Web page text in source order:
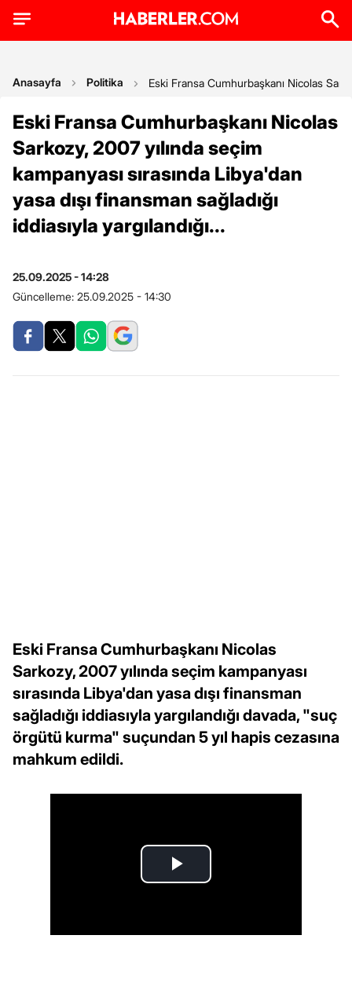
Anasayfa Politika Eski Fransa Cumhurbaşkanı Nicolas
Eski Fransa Cumhurbaşkanı Nicolas
Sarkozy, 2007 yılında seçim
kampanyası sırasında Libya'dan
yasa dışı finansman sağladığı
iddiasıyla yargılandığı...
25.09.2025 - 14:28
Güncelleme: 25.09.2025 - 14:30
Eski Fransa Cumhurbaşkanı Nicolas
Sarkozy, 2007 yılında seçim kampanyası
sırasında Libya'dan yasa dışı finansman
sağladığı iddiasıyla yargılandığı davada, "suç
örgütü kurma" suçundan 5 yıl hapis cezasına
mahkum edildi.